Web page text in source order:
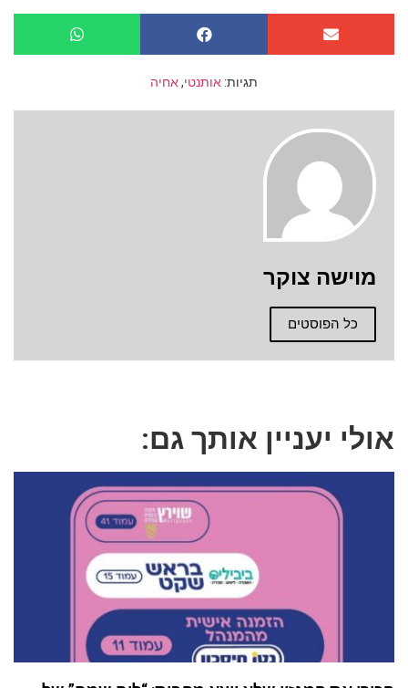
תגיות: אותנטי,אחיה
מוישה צוקר
כל הפוסטים
אולי יעניין אותך גם: